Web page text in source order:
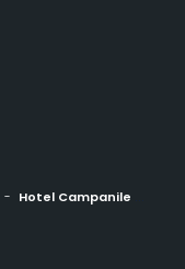
Hotel Campanile Metz Centre Gare***